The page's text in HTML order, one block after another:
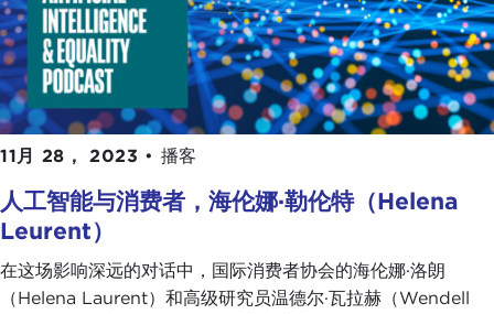
11月 28， 2023 • 播客
人工智能与消费者，海伦娜·勒伦特（Helena
Leurent）
在这场影响深远的对话中，国际消费者协会的海伦娜·洛朗
（Helena Laurent）和高级研究员温德尔·瓦拉赫（Wendell